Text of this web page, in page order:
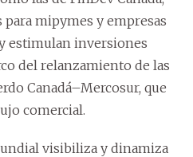
mipymes y empresas
estimulan inversiones
del relanzamiento de las
Canadá–Mercosur, que
comercial.
visibiliza y dinamiza